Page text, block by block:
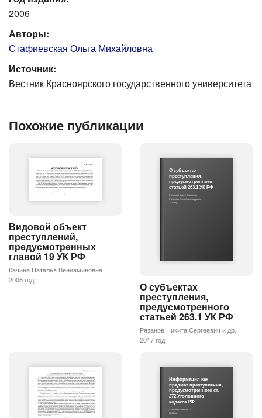
2006
Авторы:
Стафиевская Ольга Михайловна
Источник:
Вестник Красноярского государственного университета
Похожие публикации
Видовой объект
преступлений,
предусмотренных
главой 19 УК РФ
Качина Наталья Вениаминовна
2006 год
О субъектах
преступления,
предусмотренного
статьей 263.1 УК РФ
Рязанов Никита Сергеевич
Рязанова Анна Александровна
2017 год
О субъектах
преступления,
предусмотренного
статьей 263.1 УК РФ
Рязанов Никита Сергеевич и др.
2017 год
Информация как
предмет преступления,
предусмотренного ст.
272 Уголовного
кодекса РФ
Степанов-Егиянц В. Г.
2013 год